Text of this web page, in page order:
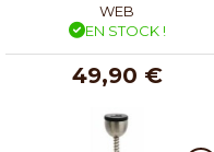
WEB
EN STOCK !
49,90 €